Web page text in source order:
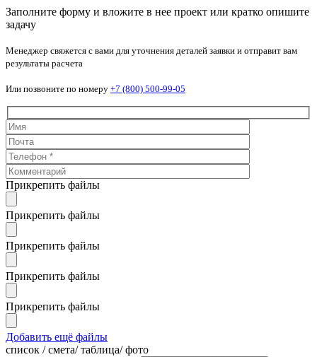
Заполните форму и вложите в нее проект или кратко опишите
задачу
Менеджер свяжется с вами для уточнения деталей заявки и отправит вам
результаты расчета
Или позвоните по номеру +7 (800) 500-99-05
Прикрепить файлы
Прикрепить файлы
Прикрепить файлы
Прикрепить файлы
Прикрепить файлы
Добавить ещё файлы
cписок / смета/ таблица/ фото